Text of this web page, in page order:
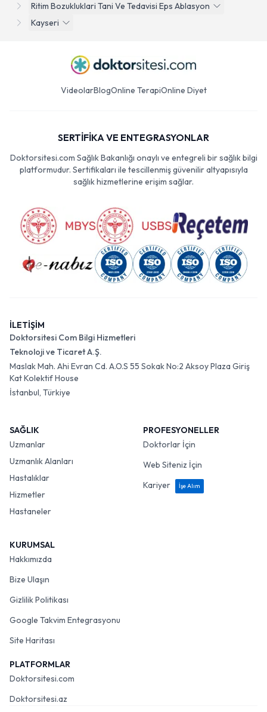
Ritim Bozukluklari Tani Ve Tedavisi Eps Ablasyon
Kayseri
VideolarBlogOnline TerapiOnline Diyet
SERTİFİKA VE ENTEGRASYONLAR
Doktorsitesi.com Sağlık Bakanlığı onaylı ve entegreli bir sağlık bilgi
platformudur. Sertifikaları ile tescillenmiş güvenilir altyapısıyla
sağlık hizmetlerine erişim sağlar.
İLETİŞİM
Doktorsitesi Com Bilgi Hizmetleri
Teknoloji ve Ticaret A.Ş.
Maslak Mah. Ahi Evran Cd. A.O.S 55 Sokak No:2 Aksoy Plaza Giriş
Kat Kolektif House
İstanbul, Türkiye
SAĞLIK
Uzmanlar
Uzmanlık Alanları
Hastalıklar
Hizmetler
Hastaneler
PROFESYONELLER
Doktorlar İçin
Web Siteniz İçin
Kariyer
İşe Alım
KURUMSAL
Hakkımızda
Bize Ulaşın
Gizlilik Politikası
Google Takvim Entegrasyonu
Site Haritası
PLATFORMLAR
Doktorsitesi.com
Doktorsitesi.az